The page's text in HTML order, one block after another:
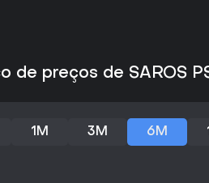
de preços de SAROS
1M 3M 6M